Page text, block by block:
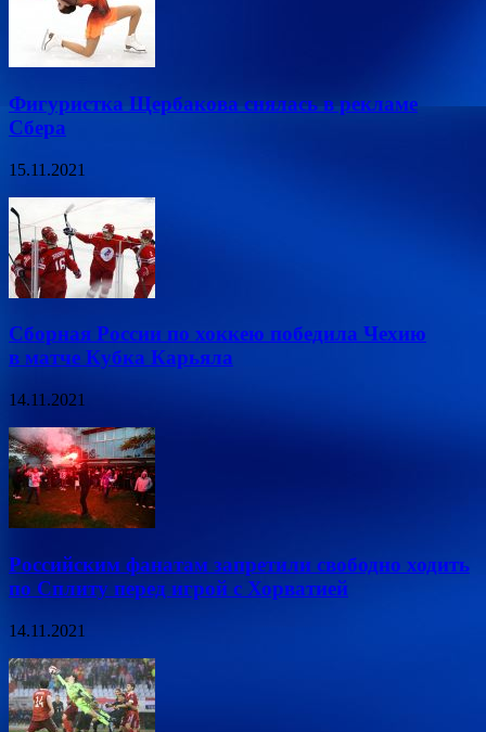
Фигуристка Щербакова снялась в рекламе
Сбера
15.11.2021
Сборная России по хоккею победила Чехию
в матче Кубка Карьяла
14.11.2021
Российским фанатам запретили свободно ходить
по Сплиту перед игрой с Хорватией
14.11.2021